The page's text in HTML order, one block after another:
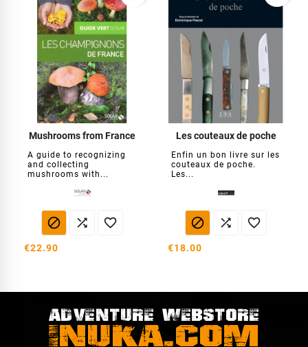
Mushrooms from France
A guide to recognizing
and collecting
mushrooms with...
  
€22.90
Les couteaux de poche
Enfin un bon livre sur les
couteaux de poche.
Les...
  
€18.00